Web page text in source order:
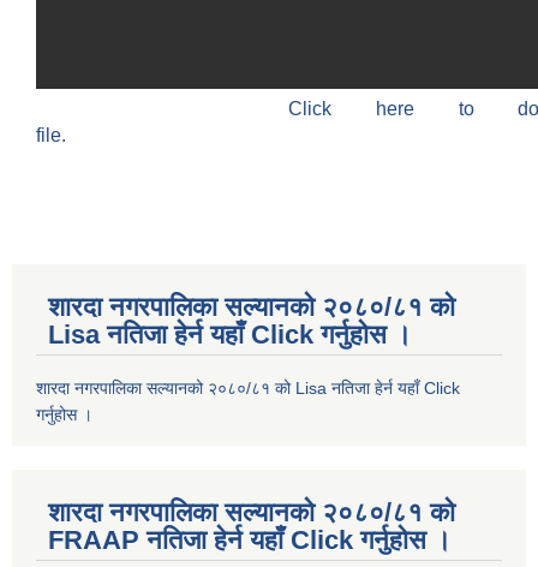
Click here to
file.
शारदा नगरपालिका सल्यानको २०८०/८१ को
Lisa नतिजा हेर्न यहाँ Click गर्नुहोस ।
शारदा नगरपालिका सल्यानको २०८०/८१ को Lisa नतिजा हेर्न यहाँ Click
गर्नुहोस ।
शारदा नगरपालिका सल्यानको २०८०/८१ को
FRAAP नतिजा हेर्न यहाँ Click गर्नुहोस ।